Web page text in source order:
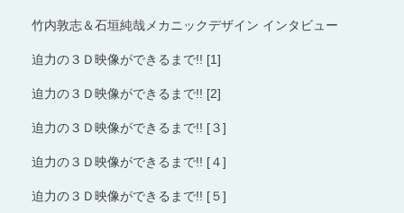
竹内敦志＆石垣純哉メカニックデザイン インタビュー
迫力の３Ｄ映像ができるまで!! [1]
迫力の３Ｄ映像ができるまで!! [2]
迫力の３Ｄ映像ができるまで!! [３]
迫力の３Ｄ映像ができるまで!! [４]
迫力の３Ｄ映像ができるまで!! [５]